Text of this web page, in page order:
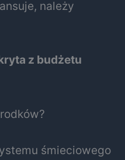
należy
z budżetu
śmieciowego